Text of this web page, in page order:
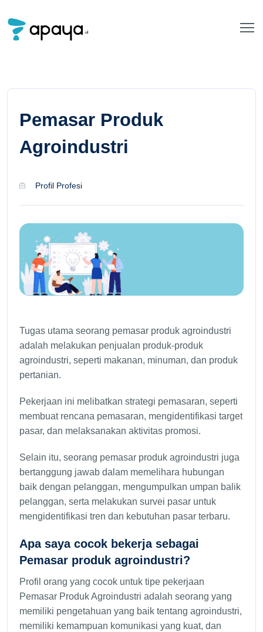
Pemasar Produk
Agroindustri
Profil Profesi
Tugas utama seorang pemasar produk agroindustri
adalah melakukan penjualan produk-produk
agroindustri, seperti makanan, minuman, dan produk
pertanian.
Pekerjaan ini melibatkan strategi pemasaran, seperti
membuat rencana pemasaran, mengidentifikasi target
pasar, dan melaksanakan aktivitas promosi.
Selain itu, seorang pemasar produk agroindustri juga
bertanggung jawab dalam memelihara hubungan
baik dengan pelanggan, mengumpulkan umpan balik
pelanggan, serta melakukan survei pasar untuk
mengidentifikasi tren dan kebutuhan pasar terbaru.
Apa saya cocok bekerja sebagai
Pemasar produk agroindustri?
Profil orang yang cocok untuk tipe pekerjaan
Pemasar Produk Agroindustri adalah seorang yang
memiliki pengetahuan yang baik tentang agroindustri,
memiliki kemampuan komunikasi yang kuat, dan